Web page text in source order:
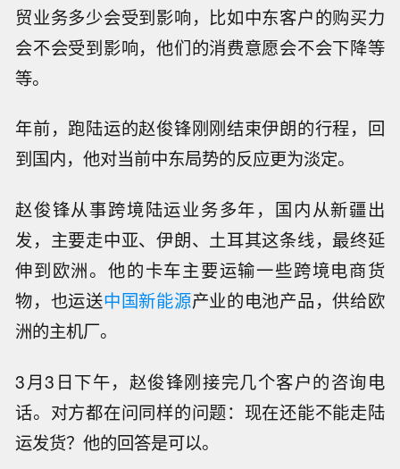
贸业务多少会受到影响，比如中东客户的购买力
会不会受到影响，他们的消费意愿会不会下降等
等。
年前，跑陆运的赵俊锋刚刚结束伊朗的行程，回
到国内，他对当前中东局势的反应更为淡定。
赵俊锋从事跨境陆运业务多年，国内从新疆出
发，主要走中亚、伊朗、土耳其这条线，最终延
伸到欧洲。他的卡车主要运输一些跨境电商货
物，也运送中国新能源产业的电池产品，供给欧
洲的主机厂。
3月3日下午，赵俊锋刚接完几个客户的咨询电
话。对方都在问同样的问题：现在还能不能走陆
运发货？他的回答是可以。